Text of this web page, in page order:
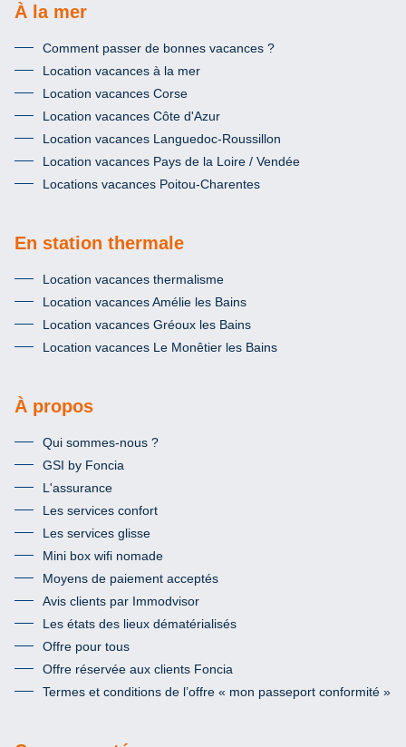
À la mer
Comment passer de bonnes vacances ?
Location vacances à la mer
Location vacances Corse
Location vacances Côte d'Azur
Location vacances Languedoc-Roussillon
Location vacances Pays de la Loire / Vendée
Locations vacances Poitou-Charentes
En station thermale
Location vacances thermalisme
Location vacances Amélie les Bains
Location vacances Gréoux les Bains
Location vacances Le Monêtier les Bains
À propos
Qui sommes-nous ?
GSI by Foncia
L'assurance
Les services confort
Les services glisse
Mini box wifi nomade
Moyens de paiement acceptés
Avis clients par Immodvisor
Les états des lieux dématérialisés
Offre pour tous
Offre réservée aux clients Foncia
Termes et conditions de l’offre « mon passeport conformité »